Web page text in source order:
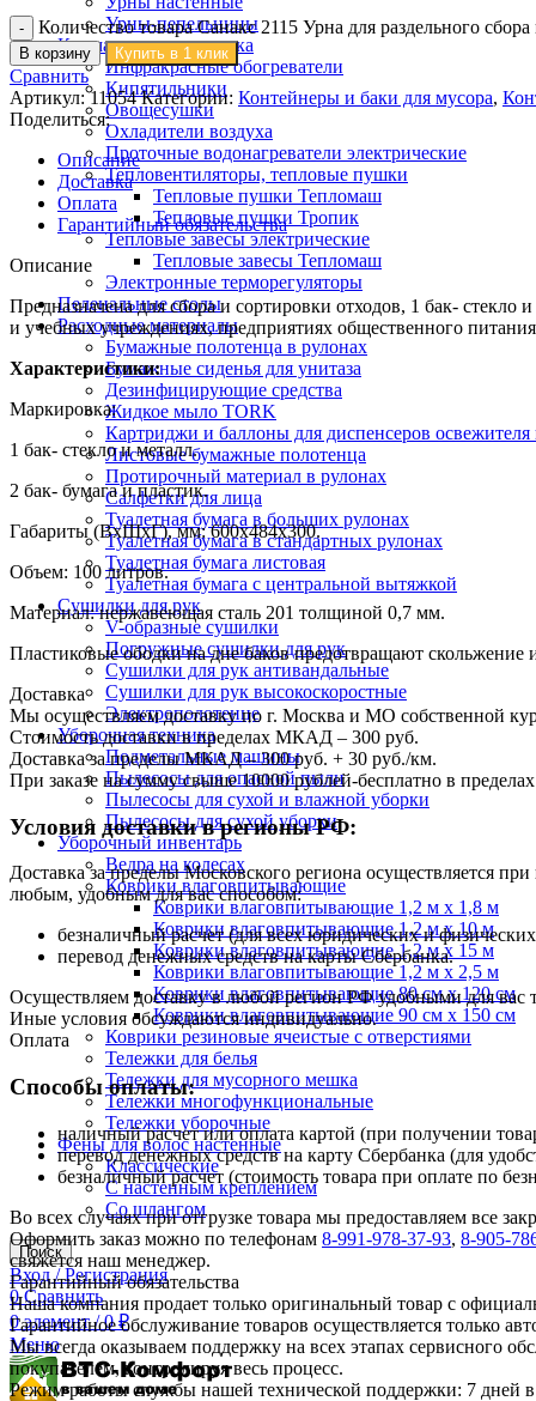
Урны-пепельницы
Климатическая техника
Инфракрасные обогреватели
Кипятильники
Овощесушки
Охладители воздуха
Проточные водонагреватели электрические
Тепловентиляторы, тепловые пушки
Тепловые пушки Тепломаш
Тепловые пушки Тропик
Тепловые завесы электрические
Тепловые завесы Тепломаш
Электронные терморегуляторы
Пеленальные столы
Расходные материалы
Бумажные полотенца в рулонах
Бумажные сиденья для унитаза
Дезинфицирующие средства
Жидкое мыло TORK
Картриджи и баллоны для диспенсеров освежителя
Листовые бумажные полотенца
Протирочный материал в рулонах
Салфетки для лица
Туалетная бумага в больших рулонах
Туалетная бумага в стандартных рулонах
Туалетная бумага листовая
Туалетная бумага с центральной вытяжкой
Сушилки для рук
V-образные сушилки
Погружные сушилки для рук
Сушилки для рук антивандальные
Сушилки для рук высокоскоростные
Электрополотенце
Уборочная техника
Подметальные машины
Пылесосы для опасной пыли
Пылесосы для сухой и влажной уборки
Пылесосы для сухой уборки
Уборочный инвентарь
Ведра на колесах
Коврики влаговпитывающие
Коврики влаговпитывающие 1,2 м х 1,8 м
Коврики влаговпитывающие 1,2 м х 10 м
Коврики влаговпитывающие 1,2 м х 15 м
Коврики влаговпитывающие 1,2 м х 2,5 м
Коврики влаговпитывающие 80 см х 120 см
Коврики влаговпитывающие 90 см х 150 см
Коврики резиновые ячеистые с отверстиями
Тележки для белья
Тележки для мусорного мешка
Тележки многофункциональные
Тележки уборочные
Фены для волос настенные
Классические
С настенным креплением
Со шлангом
Поиск
Вход / Регистрация
0 Сравнить
0элемент / 0₽
Меню
Количество товара Санакс 2115 Урна для раздельного
В корзину Купить в 1 клик
Сравнить
Артикул:11054Категории: Контейнеры и баки для мусора,
Поделиться:
Описание
Доставка
Оплата
Гарантийный обязательства
Описание
Предназначена для сбора и сортировки отходов, 1 бак-
и учебных учреждениях, предприятиях общественного
Характеристики:
Маркировка:
1 бак- стекло и металл.
2 бак- бумага и пластик.
Габариты (ВхШхГ), мм: 600х484х300.
Объем: 100 литров.
Материал: нержавеющая сталь 201 толщиной 0,7 мм.
Пластиковые ободки на дне баков предотвращают
Доставка
Мы осуществляем доставку по г. Москва и МО собственной
Стоимость доставки в пределах МКАД – 300 руб.
Доставка за пределы МКАД – 300 руб. + 30 руб./км.
При заказе на сумму свыше 10000 рублей-бесплатно в
Условия доставки в регионы РФ:
Доставка за пределы Московского региона осуществляется
любым, удобным для вас способом:
безналичный расчет (для всех юридических и
перевод денежных средств на карты Сбербанка.
Осуществляем доставку в любой регион РФ удобными для
Иные условия обсуждаются индивидуально.
Оплата
Способы оплаты:
наличный расчет или оплата картой (при получении
перевод денежных средств на карту Сбербанка (для
безналичный расчет (стоимость товара при оплате по
Во всех случаях при отгрузке товара мы предоставляем все
Оформить заказ можно по телефонам 8-991-978-37-93, 8-905-
свяжется наш менеджер.
Гарантийный обязательства
Наша компания продает только оригинальный товар с
Гарантийное обслуживание товаров осуществляется только
Мы всегда оказываем поддержку на всех этапах сервисного
покупателем, контролируя весь процесс.
Режим работы службы нашей технической поддержки: 7 дней